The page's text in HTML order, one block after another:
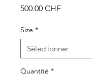
500.00 CHFPrix
Size *
Quantité *